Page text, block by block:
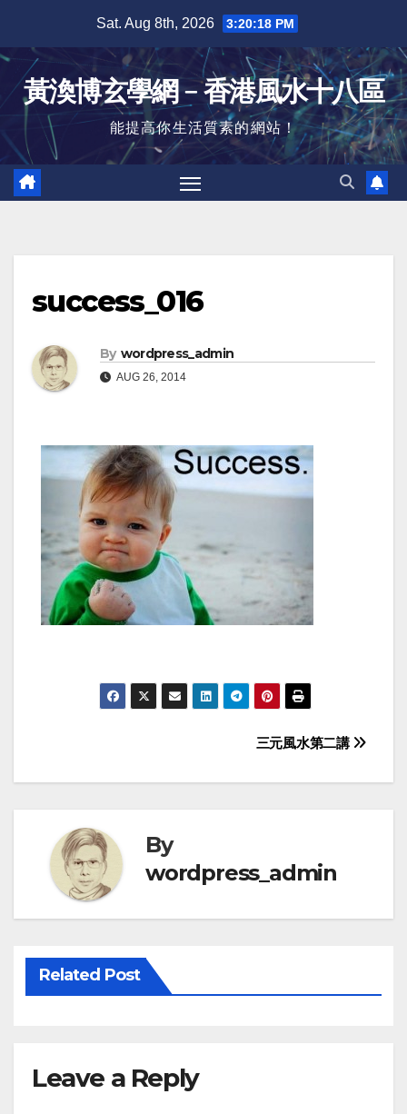
content
Sat. Aug 8th, 2026 3:20:18 PM
黃渙博玄學網﹣香港風水十八區
能提高你生活質素的網站！
success_016
By wordpress_admin
AUG 26, 2014
navigation
三元風水第二講
By
wordpress_admin
Related Post
Leave a Reply